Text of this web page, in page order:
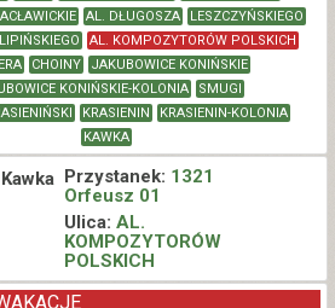
AL. DŁUGOSZA
LESZCZYŃSKIEGO
LIPIŃSKIEGO
AL. KOMPOZYTORÓW POLSKICH
CHOINY
JAKUBOWICE KONIŃSKIE
KONIŃSKIE-KOLONIA
SMUGI
KRASIENIN
KRASIENIN-KOLONIA
KAWKA
Przystanek: 1321
Orfeusz 01
Ulica: AL.
KOMPOZYTORÓW
POLSKICH